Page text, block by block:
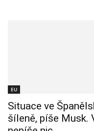
EU
Situace ve
šíleně, píše Musk.